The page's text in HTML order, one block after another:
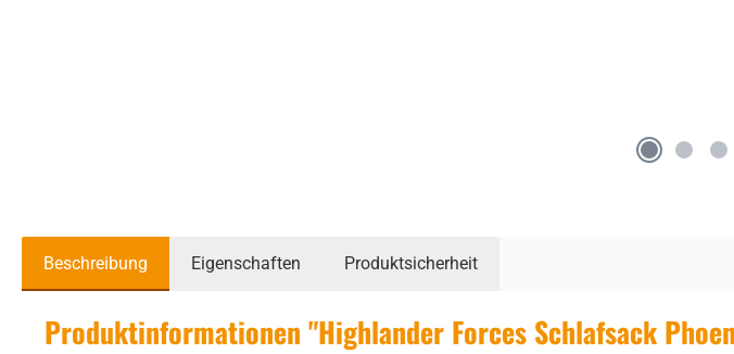
Beschreibung Eigenschaften Produktsicherheit
Produktinformationen "Highlander Forces Schlafsack